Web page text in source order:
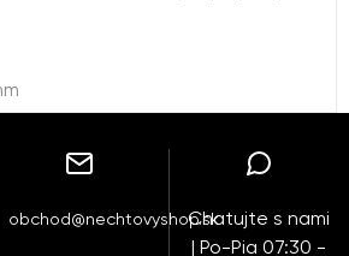
obchod@nechtovyshop.skChatujte s nami
| Po-Pia 07:30 -